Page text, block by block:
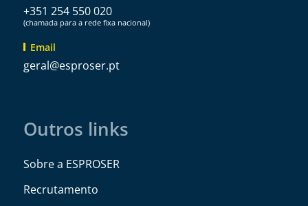
+351 254 550 020
(chamada para a rede fixa nacional)
Email
tp.resorpse
@lareg
Outros links
Sobre a ESPROSER
Recrutamento